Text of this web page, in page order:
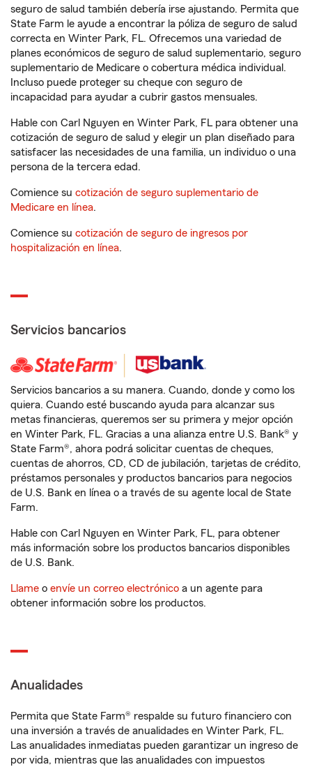
seguro de salud también debería irse ajustando. Permita que
State Farm le ayude a encontrar la póliza de seguro de salud
correcta en Winter Park, FL. Ofrecemos una variedad de
planes económicos de seguro de salud suplementario, seguro
suplementario de Medicare o cobertura médica individual.
Incluso puede proteger su cheque con seguro de
incapacidad para ayudar a cubrir gastos mensuales.
Hable con Carl Nguyen en Winter Park, FL para obtener una
cotización de seguro de salud y elegir un plan diseñado para
satisfacer las necesidades de una familia, un individuo o una
persona de la tercera edad.
Comience su cotización de seguro suplementario de
Medicare en línea.
Comience su cotización de seguro de ingresos por
hospitalización en línea.
Servicios bancarios
Servicios bancarios a su manera. Cuando, donde y como los
quiera. Cuando esté buscando ayuda para alcanzar sus
metas financieras, queremos ser su primera y mejor opción
en Winter Park, FL. Gracias a una alianza entre U.S. Bank® y
State Farm®, ahora podrá solicitar cuentas de cheques,
cuentas de ahorros, CD, CD de jubilación, tarjetas de crédito,
préstamos personales y productos bancarios para negocios
de U.S. Bank en línea o a través de su agente local de State
Farm.
Hable con Carl Nguyen en Winter Park, FL, para obtener
más información sobre los productos bancarios disponibles
de U.S. Bank.
Llame o envíe un correo electrónico a un agente para
obtener información sobre los productos.
Anualidades
Permita que State Farm® respalde su futuro financiero con
una inversión a través de anualidades en Winter Park, FL.
Las anualidades inmediatas pueden garantizar un ingreso de
por vida, mientras que las anualidades con impuestos